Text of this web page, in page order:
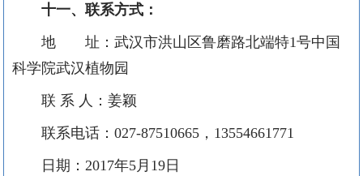
十一、联系方式：
地 址：武汉市洪山区鲁磨路北端特1号中国
科学院武汉植物园
联 系 人：姜颖
联系电话： 027-87510665 ， 13554661771
日期： 2017年5 月 19日